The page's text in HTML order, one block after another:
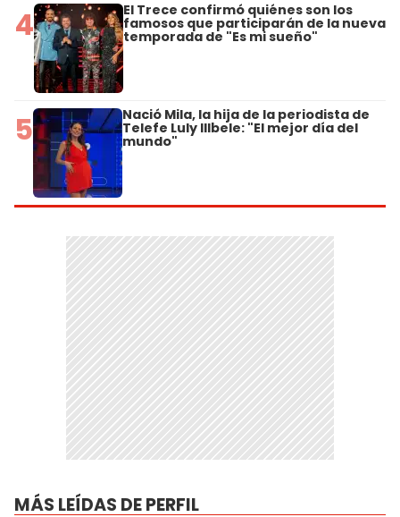
4 El Trece confirmó quiénes son los
famosos que participarán de la nueva
temporada de "Es mi sueño"
5 Nació Mila, la hija de la periodista de
Telefe Luly Illbele: "El mejor día del
mundo"
MÁS LEÍDAS DE PERFIL